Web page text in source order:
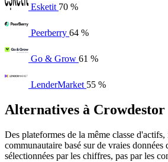
Esketit 70 %
Peerberry 64 %
Go & Grow 61 %
LenderMarket 55 %
Alternatives à Crowdestor
Des plateformes de la même classe d'actifs,
communautaire basé sur de vraies données
sélectionnées par les chiffres, pas par les